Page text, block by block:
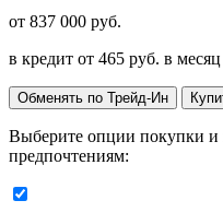
от 837 000 руб.
в кредит от 465 руб. в месяц
Обменять по Трейд-Ин
Выберите опции покупки и
предпочтениям: